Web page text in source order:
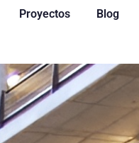
Proyectos Blog